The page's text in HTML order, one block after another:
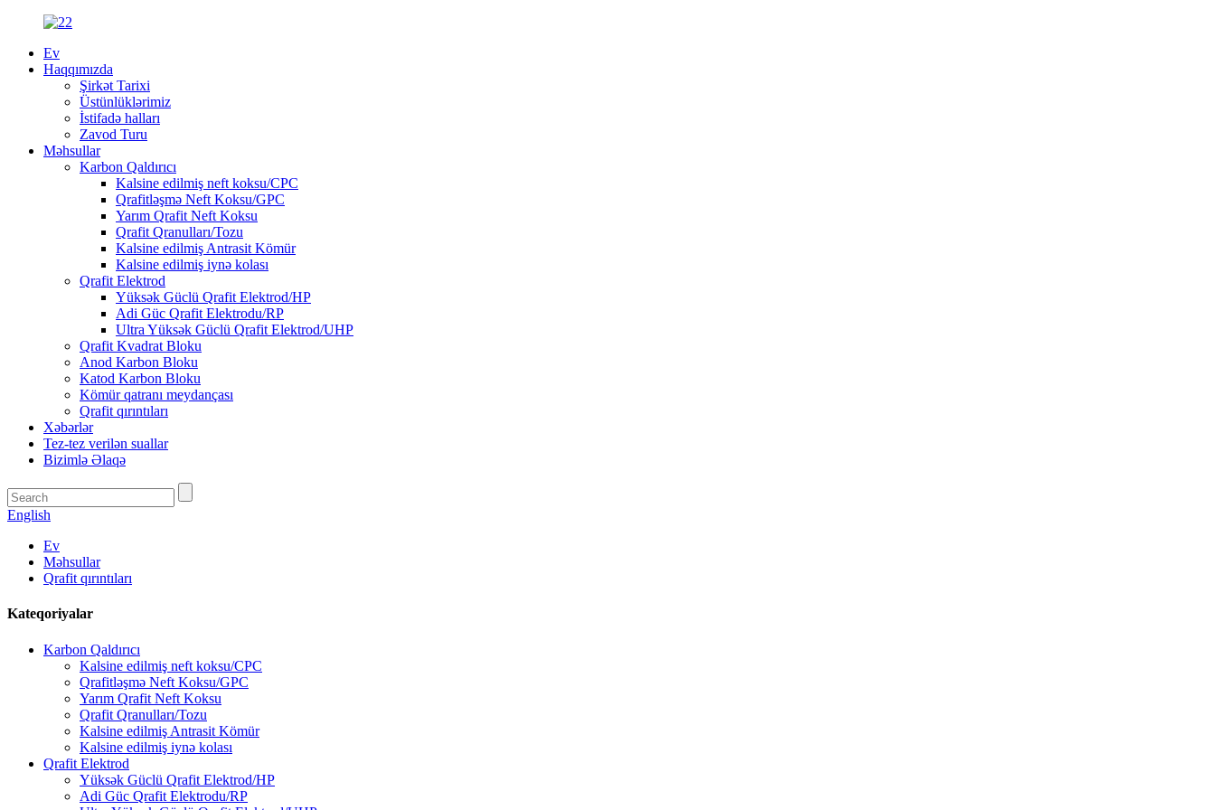
Ev
Haqqımızda
Şirkət Tarixi
Üstünlüklərimiz
İstifadə halları
Zavod Turu
Məhsullar
Karbon Qaldırıcı
Kalsine edilmiş neft koksu/CPC
Qrafitləşmə Neft Koksu/GPC
Yarım Qrafit Neft Koksu
Qrafit Qranulları/Tozu
Kalsine edilmiş Antrasit Kömür
Kalsine edilmiş iynə kolası
Qrafit Elektrod
Yüksək Güclü Qrafit Elektrod/HP
Adi Güc Qrafit Elektrodu/RP
Ultra Yüksək Güclü Qrafit Elektrod/UHP
Qrafit Kvadrat Bloku
Anod Karbon Bloku
Katod Karbon Bloku
Kömür qatranı meydançası
Qrafit qırıntıları
Xəbərlər
Tez-tez verilən suallar
Bizimlə Əlaqə
English
Ev
Məhsullar
Qrafit qırıntıları
Kateqoriyalar
Karbon Qaldırıcı
Kalsine edilmiş neft koksu/CPC
Qrafitləşmə Neft Koksu/GPC
Yarım Qrafit Neft Koksu
Qrafit Qranulları/Tozu
Kalsine edilmiş Antrasit Kömür
Kalsine edilmiş iynə kolası
Qrafit Elektrod
Yüksək Güclü Qrafit Elektrod/HP
Adi Güc Qrafit Elektrodu/RP